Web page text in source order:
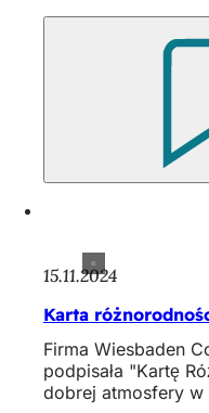
15.11.2024
Karta
Firma Wiesbaden
podpisała "Kartę
dobrej atmosfery w